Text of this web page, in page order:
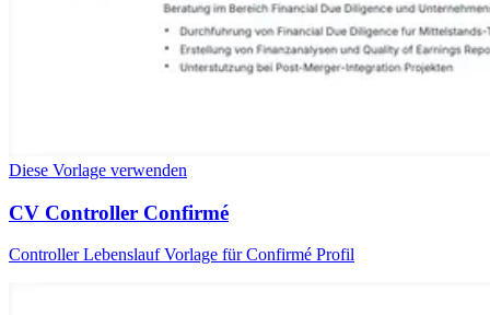
Diese Vorlage verwenden
CV Controller Confirmé
Controller Lebenslauf Vorlage für Confirmé Profil